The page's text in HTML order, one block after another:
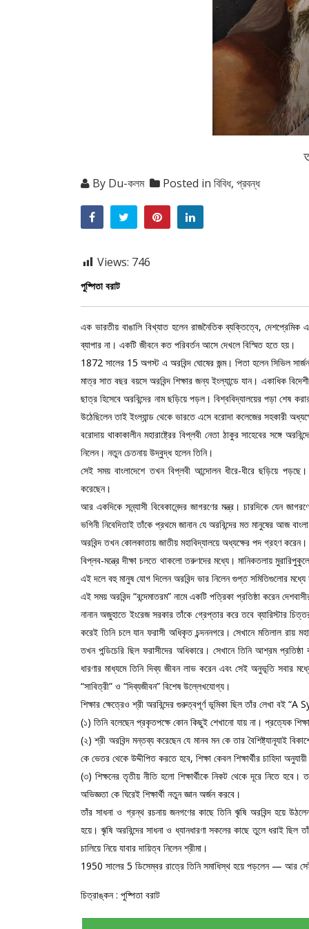
By Du-কলম Posted in বিবিধ, প্রবন্ধ
Views: 746
পুষ্পিতা বরাট
এক ভারতীয় বাঙালি বিখ্যাত হলেন রাজনৈতিক ব্যক্তিত্বে, দেশপ্রেমিক
ব্যাপার না। একটি জীবনে কত পরিবর্তন আসে দেখলে বিস্মিত হতে হয়।
1872 সালের 15 অগস্ট এ অরবিন্দ ঘোষের জন্ম। পিতা হলেন সিভিল
মাত্র সাত বছর বয়সে অরবিন্দ শিক্ষার জন্য ইংল্যান্ডে যান। একাধিক
ছাত্র হিসেবে অরবিন্দের নাম ছড়িয়ে পড়ল। বিশ্ববিদ্যালয়ের পড়া শেষ
উঠেছিলেন তাই ইংল্যান্ড থেকে ভারতে এসে বরোদা কলেজের সহকারী
বরোদায় থাকাকালীন মহারাষ্ট্রের বিপ্লবী নেতা ঠাকুর সাহেবের সঙ্গে
নিলেন। নতুন চেতনায় উদ্বুদ্ধ হলেন তিনি।
সেই সময় বাংলাদেশে তখন বিপ্লবী আন্দোলন ধীরে-ধীরে ছড়িয়ে
করেছেন।
আর একদিকে সন্ন্যাসী বিবেকানেন্দর জাগরণের মন্ত্র। চারদিকে যেন
ভগিনী নিবেদিতাই তাঁকে প্রথমে জানান যে অরবিন্দের মত মানুষের আজ
অরবিন্দ তখন কোলকাতায় জাতীয় মহাবিদ্যালয়ে অধ্যক্ষের পদ গ্রহণ করেন।
বিপ্লব-মন্ত্রে দীক্ষা চলতে থাকলো তরুণদের মধ্যে। মানিকতলায়
এই দলে বহু মানুষ যোগ দিলেন অরবিন্দ ভার নিলেন গুপ্ত সমিতিগুলোর
এই সময় অরবিন্দ “বন্দেমাতরম” নামে একটি পত্রিকা প্রতিষ্ঠা করেন
নানান অজুহাতে ইংরেজ সরকার তাঁকে গ্রেপ্তার করে তবে ব্যারিস্টার
করেই তিনি চলে যান ফরাসী অধিকৃত চন্দননগরে। সেখানে মতিলাল রায়
তখন পন্ডিচেরি ছিল ফরাসীদের অধিকারে। সেখানে তিনি আশ্রম
ধারণার মাধ্যমে তিনি দিব্য জীবন লাভ করেন এবং সেই অনুভূতি সবার
“সাবিত্রী” ও “দিব্যজীবন” বিশেষ উল্লেখযোগ্য।
শিক্ষার ক্ষেত্রেও শ্রী অরবিন্দের গুরুত্বপূর্ণ ভূমিকা ছিল তাঁর লেখা
(১) তিনি বলেছেন প্রকৃতপক্ষে কোন কিছুই শেখানো যায় না। প্রত্যেক
(২) শ্রী অরবিন্দ মন্তব্য করেছেন যে মানব মন কে তার বৈশিষ্ট্যানূযাই
কে ভেতর থেকে উদ্দীপিত করতে হবে, শিক্ষা কেবল শিক্ষার্থীর চাহিদা
(৩) শিক্ষনের তৃতীয় নীতি হলো শিক্ষার্থীকে নিকট থেকে দূরে নিতে হবে।
অভিজ্ঞতা কে ঘিরেই শিক্ষার্থী নতুন জ্ঞান অর্জন করবে।
তাঁর সাধনা ও গ্রন্থ রচনায় জনগণের কাছে তিনি ৠষি অরবিন্দ হয়ে
হয়ে। ৠষি অরবিন্দের সাধনা ও ধ্যানধারণা সকলের কাছে তুলে ধরাই
চালিয়ে নিয়ে যাবার দায়িত্ব নিলেন শ্রীমা।
1950 সালের 5 ডিসেম্বর রাত্রে তিনি সমাধিস্থ হয়ে পড়লেন — আর
চিত্রাঙ্কন : পুষ্পিতা বরাট